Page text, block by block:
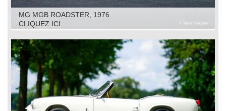
MG MGB ROADSTER, 1976
CLIQUEZ ICI